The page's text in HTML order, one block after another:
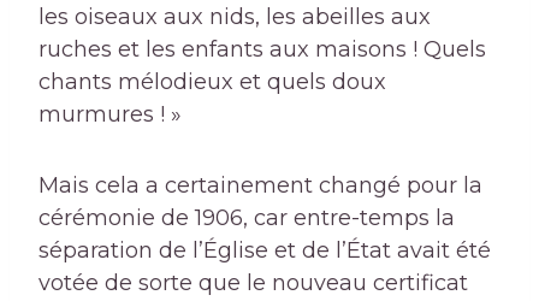
les oiseaux aux nids, les abeilles aux
ruches et les enfants aux maisons ! Quels
chants mélodieux et quels doux
murmures ! »
Mais cela a certainement changé pour la
cérémonie de 1906, car entre-temps la
séparation de l’Église et de l’État avait été
votée de sorte que le nouveau certificat